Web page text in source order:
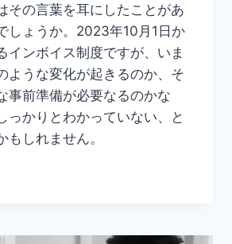
その言葉を耳にしたことがあ
しょうか。2023年10月1日か
インボイス制度ですが、いま
ような変化が起きるのか、そ
事前準備が必要なるのかな
っかりとわかっていない、と
もしれません。